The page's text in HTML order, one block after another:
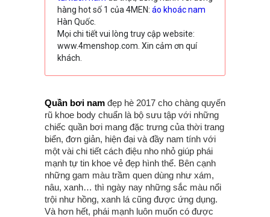
hàng hot số 1 của 4MEN: áo khoác nam
Hàn Quốc.
Mọi chi tiết vui lòng truy cập website:
www.4menshop.com. Xin cảm ơn quí
khách.
Quần bơi nam đẹp hè 2017 cho chàng quyến
rũ khoe body chuẩn là bộ sưu tập với những
chiếc quần bơi mang đặc trưng của thời trang
biển, đơn giản, hiện đại và đầy nam tính với
một vài chi tiết cách điệu nho nhỏ giúp phái
mạnh tự tin khoe vẻ đẹp hình thể. Bên cạnh
những gam màu trầm quen dùng như xám,
nâu, xanh… thì ngày nay những sắc màu nổi
trội như hồng, xanh lá cũng được ứng dụng.
Và hơn hết, phái mạnh luôn muốn có được